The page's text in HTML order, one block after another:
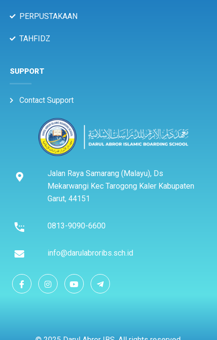
PERPUSTAKAAN
TAHFIDZ
SUPPORT
Contact Support
Jalan Raya Samarang (Malayu), Ds
Mekarwangi Kec Tarogong Kaler Kabupaten
Garut, 44151
0813-9090-6600
info@darulabroribs.sch.id